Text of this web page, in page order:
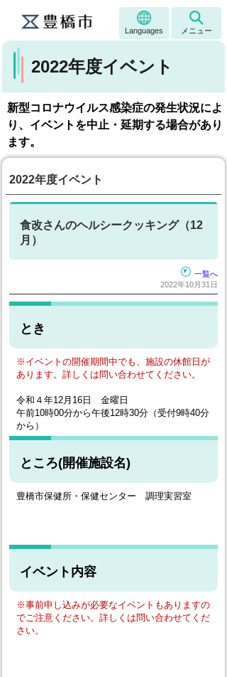
Languages メニュー
2022年度イベント
新型コロナウイルス感染症の発生状況によ
り、イベントを中止・延期する場合があり
ます。
2022年度イベント
食改さんのヘルシークッキング（12
月）
一覧へ
2022年10月31日
とき
※イベントの開催期間中でも、施設の休館日が
あります。詳しくは問い合わせてください。
令和４年12月16日 金曜日
午前10時00分から午後12時30分（受付9時40分
から）
ところ(開催施設名)
豊橋市保健所・保健センター 調理実習室
イベント内容
※事前申し込みが必要なイベントもありますの
でご注意ください。詳しくは問い合わせてくだ
さい。